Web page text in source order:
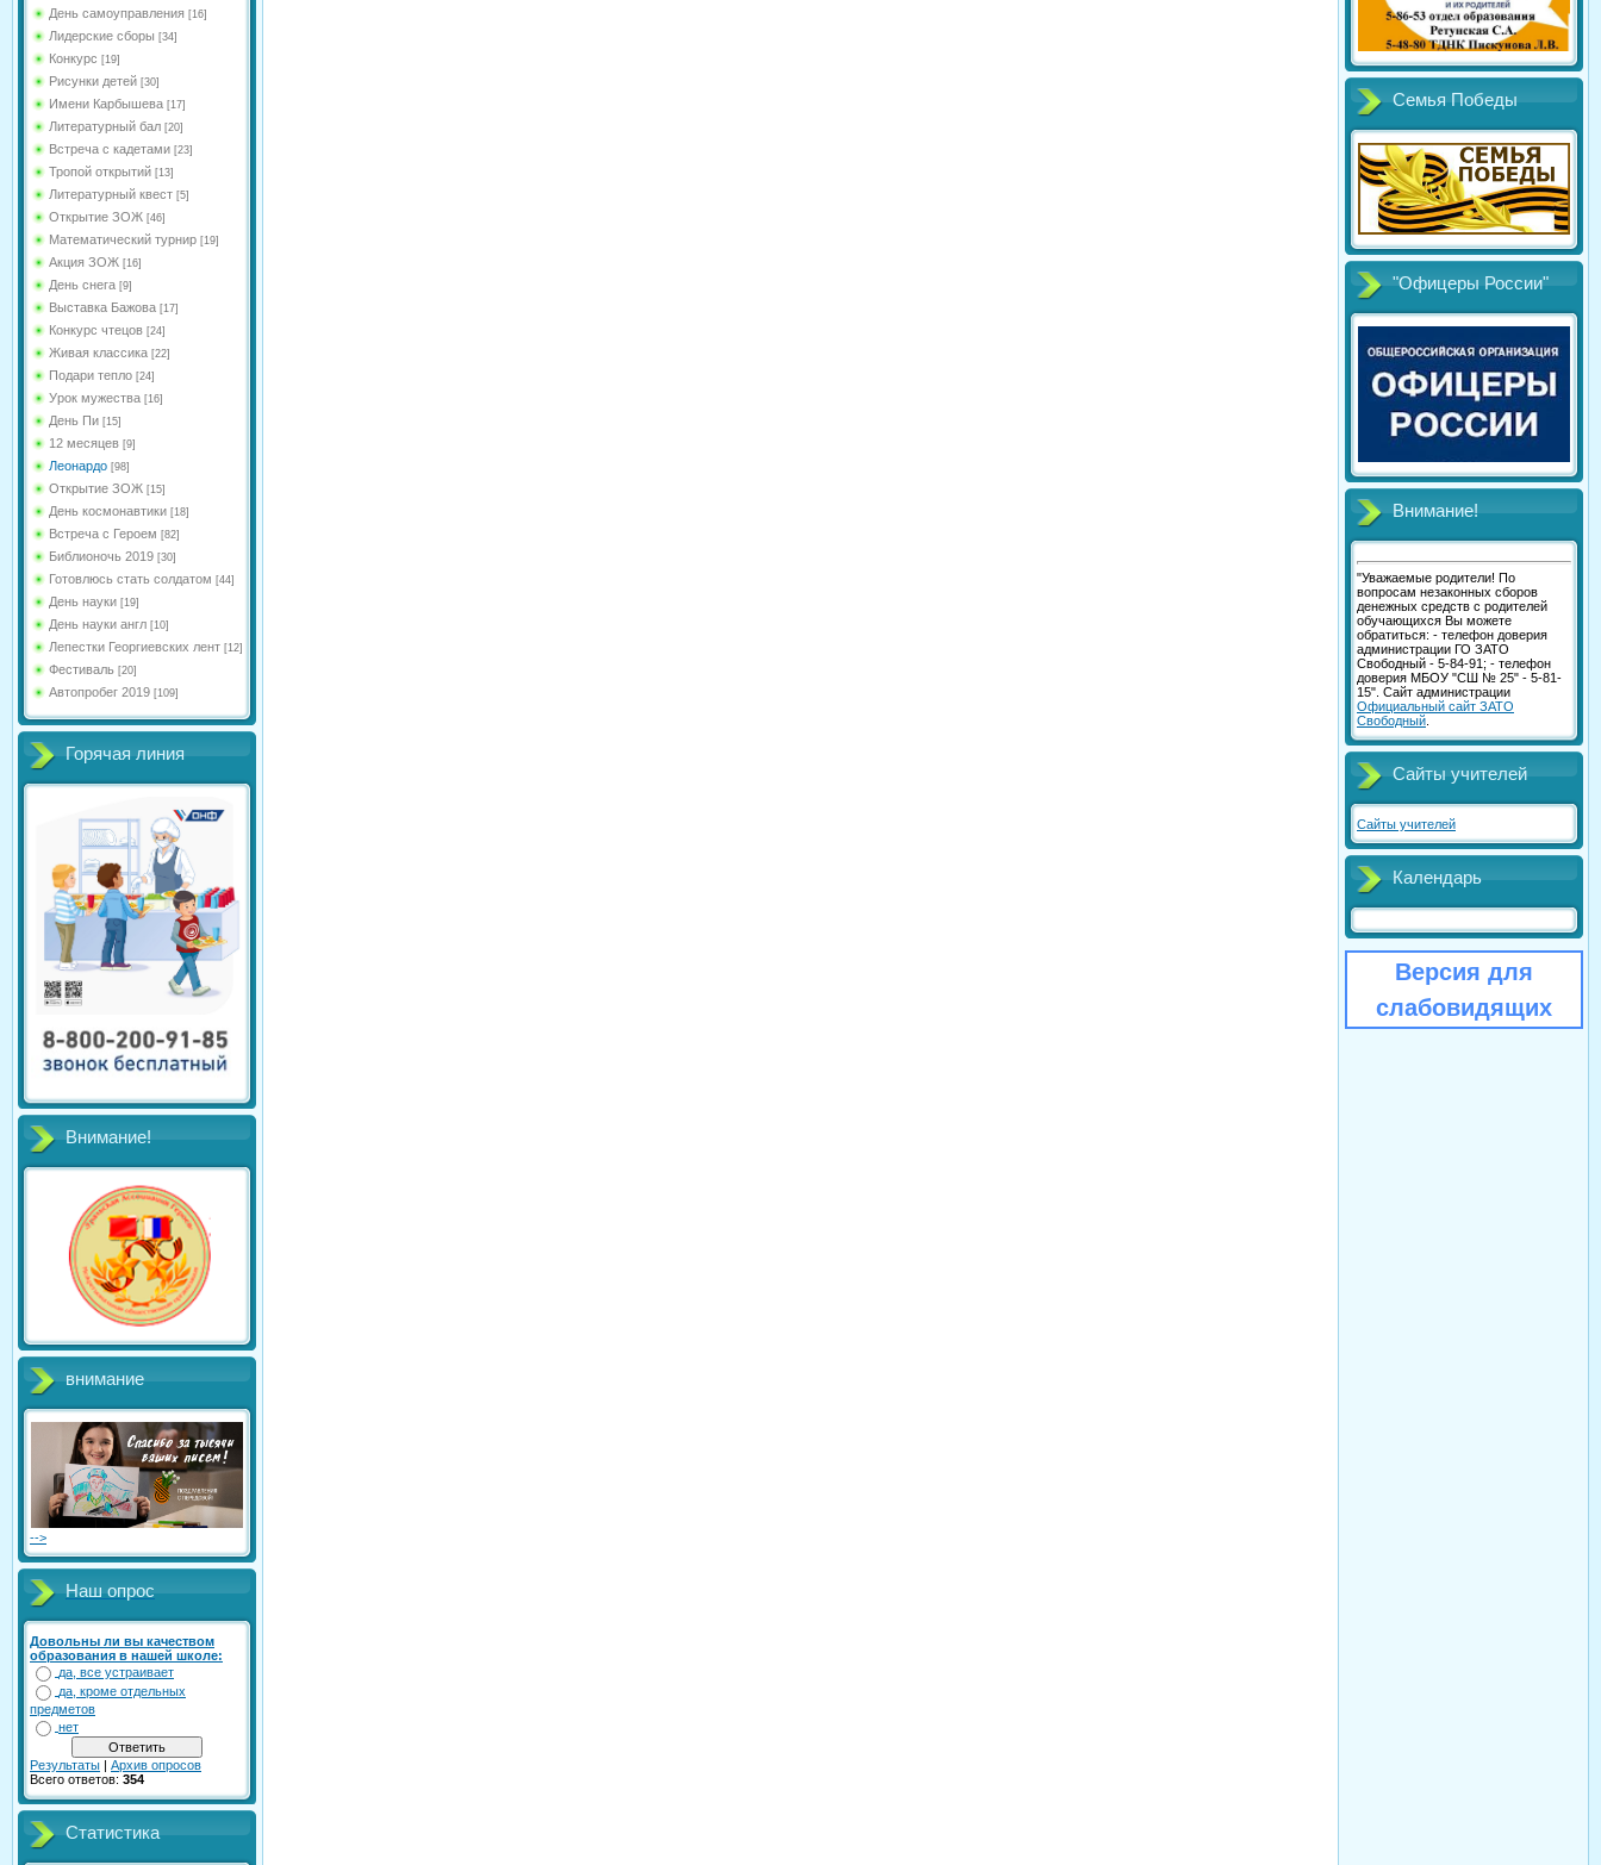
День самоуправления [16]
Лидерские сборы [34]
Конкурс [19]
Рисунки детей [30]
Имени Карбышева [17]
Литературный бал [20]
Встреча с кадетами [23]
Тропой открытий [13]
Литературный квест [5]
Открытие ЗОЖ [46]
Математический турнир [19]
Акция ЗОЖ [16]
День снега [9]
Выставка Бажова [17]
Конкурс чтецов [24]
Живая классика [22]
Подари тепло [24]
Урок мужества [16]
День Пи [15]
12 месяцев [9]
Леонардо [98]
Открытие ЗОЖ [15]
День космонавтики [18]
Встреча с Героем [82]
Библионочь 2019 [30]
Готовлюсь стать солдатом [44]
День науки [19]
День науки англ [10]
Лепестки Георгиевских лент [12]
Фестиваль [20]
Автопробег 2019 [109]
Горячая линия
Внимание!
внимание
-->
Наш опрос
Довольны ли вы качеством
образования в нашей школе:
да, все устраивает
да, кроме отдельных
предметов
нет
Результаты | Архив опросов
Всего ответов: 354
Статистика
Семья Победы
"Офицеры России"
Внимание!
"Уважаемые родители! По
вопросам незаконных сборов
денежных средств с родителей
обучающихся Вы можете
обратиться: - телефон доверия
администрации ГО ЗАТО
Свободный - 5-84-91; - телефон
доверия МБОУ "СШ № 25" - 5-81-
15". Сайт администрации
Официальный сайт ЗАТО
Свободный
Сайты учителей
Сайты учителей
Календарь
Версия для
слабовидящих